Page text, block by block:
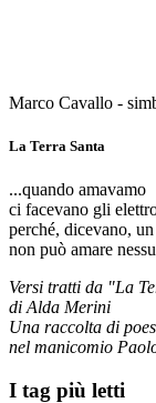
Marco Cavallo -
La Terra Santa
...quando amavamo
ci facevano gli
perché, dicevano,
non può amare
Versi tratti da "La
di Alda Merini
Una raccolta di
nel manicomio
I tag più letti